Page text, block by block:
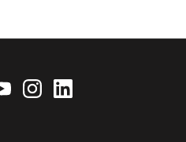
youtubeinstagram